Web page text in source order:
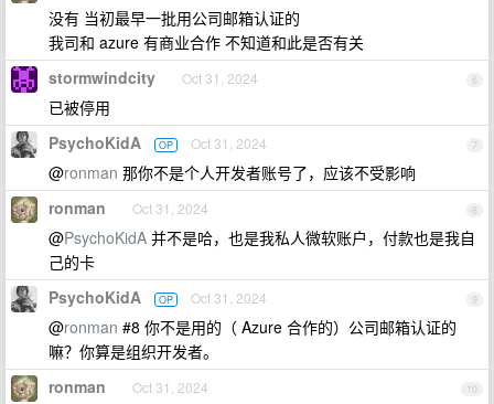
没有 当初最早一批用公司邮箱认证的
我司和 azure 有商业合作 不知道和此是否有关
6
stormwindcity Oct 31, 2024
已被停用
7
PsychoKidA OP Oct 31, 2024
@ronman 那你不是个人开发者账号了，应该不受影响
8
ronman Oct 31, 2024
@PsychoKidA 并不是哈，也是我私人微软账户，付款也是我自
己的卡
9
PsychoKidA OP Oct 31, 2024
@ronman #8 你不是用的（ Azure 合作的）公司邮箱认证的
嘛？你算是组织开发者。
10
ronman Oct 31, 2024